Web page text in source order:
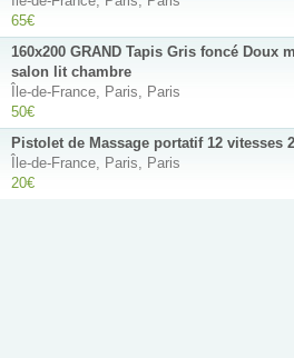
65€
160x200 GRAND Tapis Gris foncé Doux
salon lit chambre
Île-de-France, Paris, Paris
50€
Pistolet de Massage portatif 12 vitesses
Île-de-France, Paris, Paris
20€